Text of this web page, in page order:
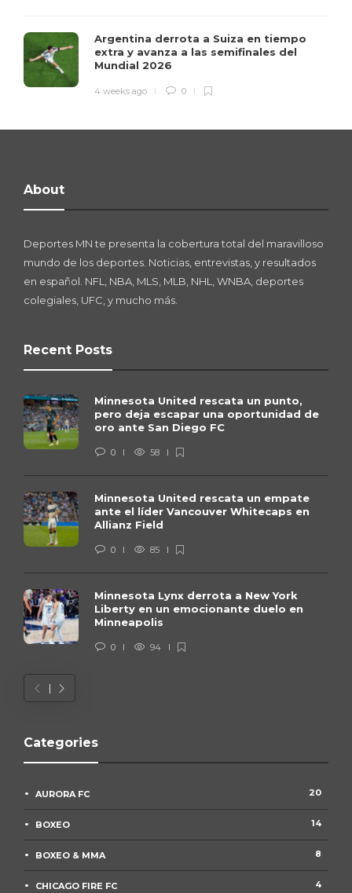
Argentina derrota a Suiza en tiempo
extra y avanza a las semifinales del
Mundial 2026
4 weeks ago 0
About
Deportes MN te presenta la cobertura total del maravilloso
mundo de los deportes. Noticias, entrevistas, y resultados
en español. NFL, NBA, MLS, MLB, NHL, WNBA, deportes
colegiales, UFC, y mucho más.
Recent Posts
Minnesota United rescata un punto,
pero deja escapar una oportunidad de
oro ante San Diego FC
0 58
Minnesota United rescata un empate
ante el líder Vancouver Whitecaps en
Allianz Field
0 85
Minnesota Lynx derrota a New York
Liberty en un emocionante duelo en
Minneapolis
0 94
Categories
AURORA FC 20
BOXEO 14
BOXEO & MMA 8
CHICAGO FIRE FC 4